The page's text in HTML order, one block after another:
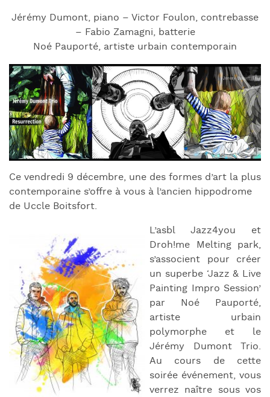
Jérémy Dumont, piano – Victor Foulon, contrebasse
– Fabio Zamagni, batterie
Noé Pauporté, artiste urbain contemporain
Ce vendredi 9 décembre, une des formes d’art la plus
contemporaine s’offre à vous à l’ancien hippodrome
de Uccle Boitsfort.
L’asbl Jazz4you et
Droh!me Melting park,
s’associent pour créer
un superbe ‘Jazz & Live
Painting Impro Session’
par Noé Pauporté,
artiste urbain
polymorphe et le
Jérémy Dumont Trio.
Au cours de cette
soirée événement, vous
verrez naître sous vos